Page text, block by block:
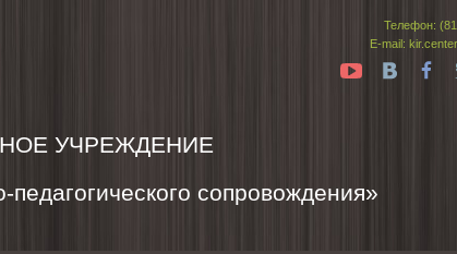
Телефон:
E-mail:
Yt
УЧРЕЖДЕНИЕ
сопровождения»